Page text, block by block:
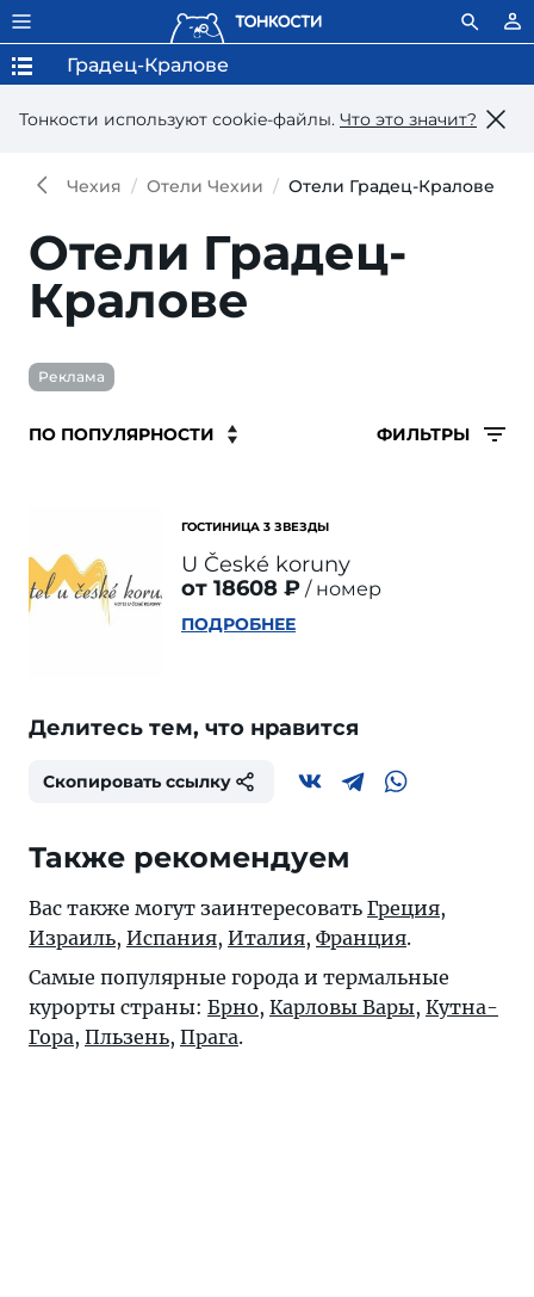
Тонкости используют сookie-файлы. Что это значит?
Градец-Кралове
Чехия Отели Чехии Отели Градец-Кралове
Отели Градец-
Кралове
Реклама
ФИЛЬТРЫ
ГОСТИНИЦА 3 ЗВЕЗДЫ
U České koruny
от 18608 ₽
номер
ПОДРОБНЕЕ
Делитесь тем, что нравится
Скопировать ссылку
Также рекомендуем
Вас также могут заинтересовать Греция,
Израиль, Испания, Италия, Франция.
Самые популярные города и термальные
курорты страны: Брно, Карловы Вары, Кутна-
Гора, Пльзень, Прага.